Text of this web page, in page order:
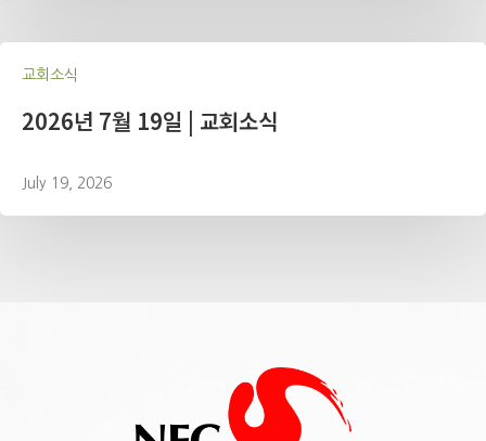
교회소식
2026년 7월 19일 | 교회소식
July 19, 2026